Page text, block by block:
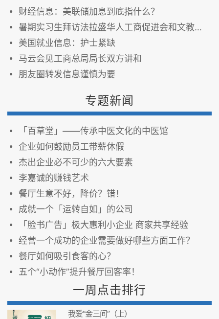
财经信息：美联储加息到底指什么？
暑期实习生拜访法拉盛华人工商促进会和文教中心
美国就业信息：护士紧缺
马云会见工商总局局长双方讲和
朋友圈转发信息谨慎为要
专题新闻
「百草堂」——传承中医文化的中医馆
企业如何鼓励员工带薪休假
杰出企业必不可少的六大要素
李嘉诚的赚钱艺术
餐厅生意不好，降价？错！
成就一个「运转自如」的公司
「脸书广告」极大惠利小企业 商家共享经验
经营一个成功的企业需要做好哪些方面工作？
餐厅如何吸引食客的心？
五个“小动作”提升餐厅回客率！
一周点击排行
我爱“金三间”（上）